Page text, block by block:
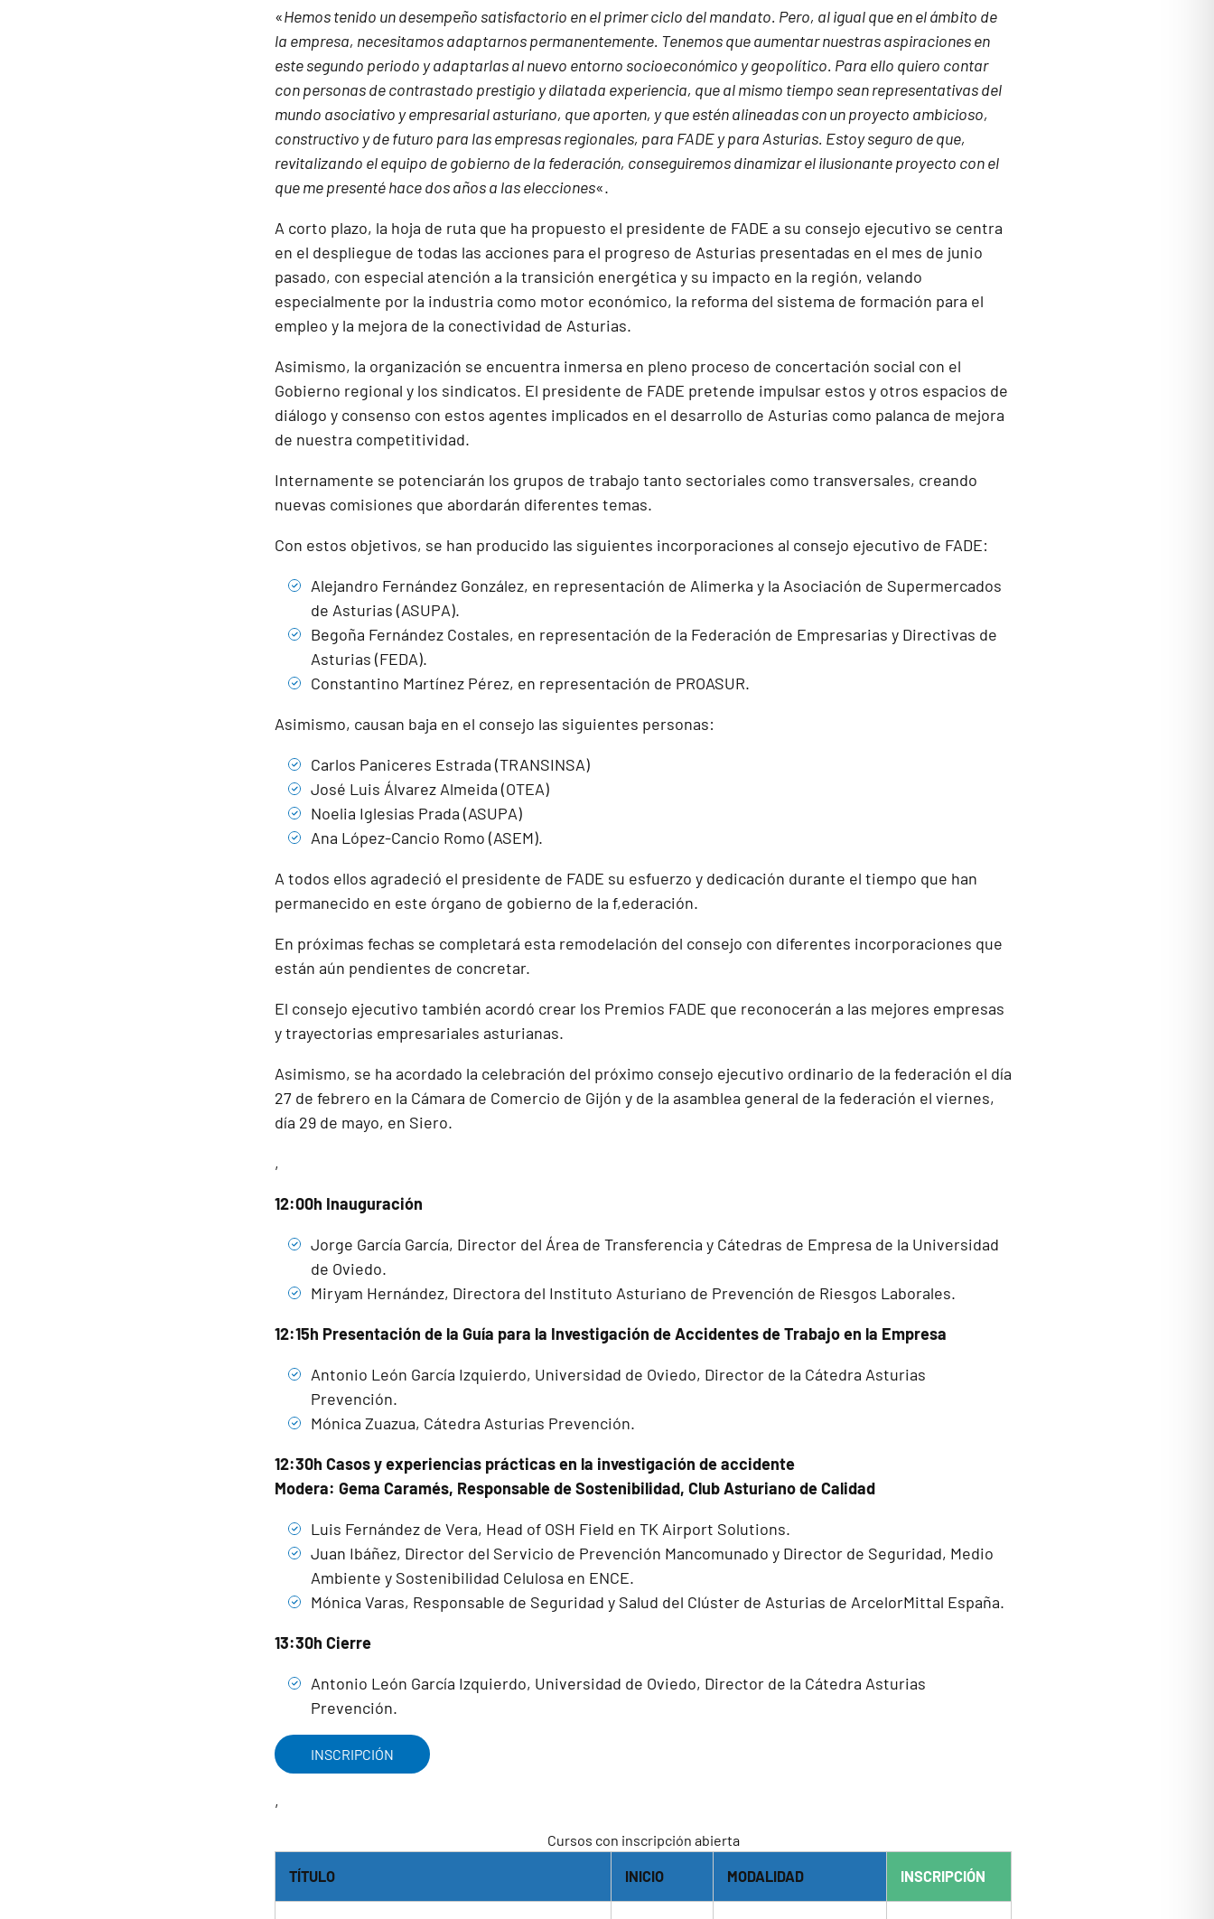
«Hemos tenido un desempeño satisfactorio en el primer ciclo del mandato. Pero, al igual que en el ámbito de
la empresa, necesitamos adaptarnos permanentemente. Tenemos que aumentar nuestras aspiraciones en
este segundo periodo y adaptarlas al nuevo entorno socioeconómico y geopolítico. Para ello quiero contar
con personas de contrastado prestigio y dilatada experiencia, que al mismo tiempo sean representativas del
mundo asociativo y empresarial asturiano, que aporten, y que estén alineadas con un proyecto ambicioso,
constructivo y de futuro para las empresas regionales, para FADE y para Asturias. Estoy seguro de que,
revitalizando el equipo de gobierno de la federación, conseguiremos dinamizar el ilusionante proyecto con el
que me presenté hace dos años a las elecciones«.
A corto plazo, la hoja de ruta que ha propuesto el presidente de FADE a su consejo ejecutivo se centra
en el despliegue de todas las acciones para el progreso de Asturias presentadas en el mes de junio
pasado, con especial atención a la transición energética y su impacto en la región, velando
especialmente por la industria como motor económico, la reforma del sistema de formación para el
empleo y la mejora de la conectividad de Asturias.
Asimismo, la organización se encuentra inmersa en pleno proceso de concertación social con el
Gobierno regional y los sindicatos. El presidente de FADE pretende impulsar estos y otros espacios de
diálogo y consenso con estos agentes implicados en el desarrollo de Asturias como palanca de mejora
de nuestra competitividad.
Internamente se potenciarán los grupos de trabajo tanto sectoriales como transversales, creando
nuevas comisiones que abordarán diferentes temas.
Con estos objetivos, se han producido las siguientes incorporaciones al consejo ejecutivo de FADE:
Alejandro Fernández González, en representación de Alimerka y la Asociación de Supermercados
de Asturias (ASUPA).
Begoña Fernández Costales, en representación de la Federación de Empresarias y Directivas de
Asturias (FEDA).
Constantino Martínez Pérez, en representación de PROASUR.
Asimismo, causan baja en el consejo las siguientes personas:
Carlos Paniceres Estrada (TRANSINSA)
José Luis Álvarez Almeida (OTEA)
Noelia Iglesias Prada (ASUPA)
Ana López-Cancio Romo (ASEM).
A todos ellos agradeció el presidente de FADE su esfuerzo y dedicación durante el tiempo que han
permanecido en este órgano de gobierno de la f,ederación.
En próximas fechas se completará esta remodelación del consejo con diferentes incorporaciones que
están aún pendientes de concretar.
El consejo ejecutivo también acordó crear los Premios FADE que reconocerán a las mejores empresas
y trayectorias empresariales asturianas.
Asimismo, se ha acordado la celebración del próximo consejo ejecutivo ordinario de la federación el día
27 de febrero en la Cámara de Comercio de Gijón y de la asamblea general de la federación el viernes,
día 29 de mayo, en Siero.
,
12:00h Inauguración
Jorge García García, Director del Área de Transferencia y Cátedras de Empresa de la Universidad
de Oviedo.
Miryam Hernández, Directora del Instituto Asturiano de Prevención de Riesgos Laborales.
12:15h Presentación de la Guía para la Investigación de Accidentes de Trabajo en la Empresa
Antonio León García Izquierdo, Universidad de Oviedo, Director de la Cátedra Asturias
Prevención.
Mónica Zuazua, Cátedra Asturias Prevención.
12:30h Casos y experiencias prácticas en la investigación de accidente
Modera: Gema Caramés, Responsable de Sostenibilidad, Club Asturiano de Calidad
Luis Fernández de Vera, Head of OSH Field en TK Airport Solutions.
Juan Ibáñez, Director del Servicio de Prevención Mancomunado y Director de Seguridad, Medio
Ambiente y Sostenibilidad Celulosa en ENCE.
Mónica Varas, Responsable de Seguridad y Salud del Clúster de Asturias de ArcelorMittal España.
13:30h Cierre
Antonio León García Izquierdo, Universidad de Oviedo, Director de la Cátedra Asturias
Prevención.
INSCRIPCIÓN
,
Cursos con inscripción abierta
TÍTULO INICIO MODALIDAD INSCRIPCIÓN